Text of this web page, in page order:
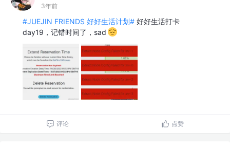
3年前
#JUEJIN FRIENDS 好好生活计划# 好好生活打卡
day19，记错时间了，sad
评论 点赞